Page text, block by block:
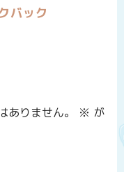
バック
りません。 ※ が